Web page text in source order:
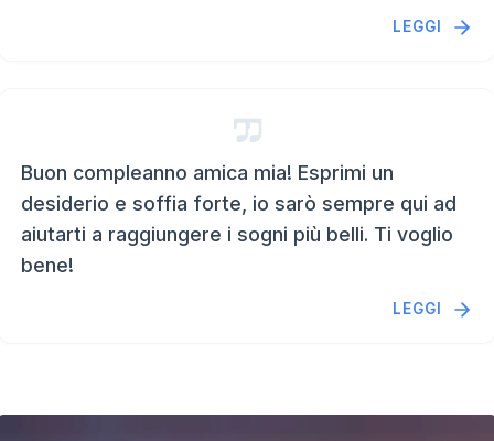
LEGGI
Buon compleanno amica mia! Esprimi un
desiderio e soffia forte, io sarò sempre qui ad
aiutarti a raggiungere i sogni più belli. Ti voglio
bene!
LEGGI